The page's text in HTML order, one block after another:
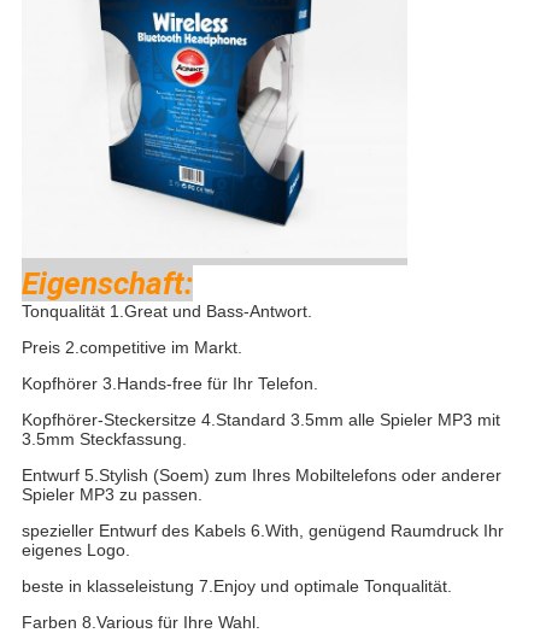
Eigenschaft:
Tonqualität 1.Great und Bass-Antwort.
Preis 2.competitive im Markt.
Kopfhörer 3.Hands-free für Ihr Telefon.
Kopfhörer-Steckersitze 4.Standard 3.5mm alle Spieler MP3 mit
3.5mm Steckfassung.
Entwurf 5.Stylish (Soem) zum Ihres Mobiltelefons oder anderer
Spieler MP3 zu passen.
spezieller Entwurf des Kabels 6.With, genügend Raumdruck Ihr
eigenes Logo.
beste in klasseleistung 7.Enjoy und optimale Tonqualität.
Farben 8.Various für Ihre Wahl.